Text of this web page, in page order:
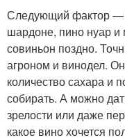
Следующий фактор —
шардоне, пино нуар и
совиньон поздно.
агроном и винодел.
количество сахара и
собирать. А можно
зрелости или даже
какое вино хочется